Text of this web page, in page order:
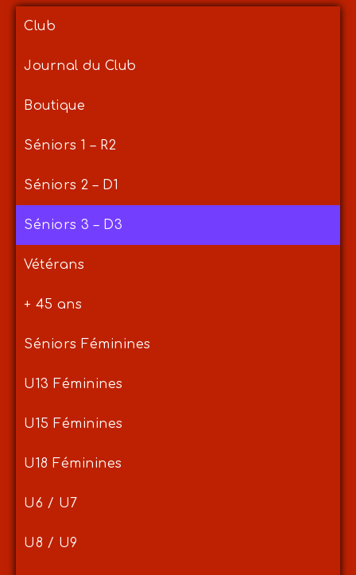
Club
Journal du Club
Boutique
Séniors 1 – R2
Séniors 2 – D1
Séniors 3 – D3
Vétérans
+ 45 ans
Séniors Féminines
U13 Féminines
U15 Féminines
U18 Féminines
U6 / U7
U8 / U9